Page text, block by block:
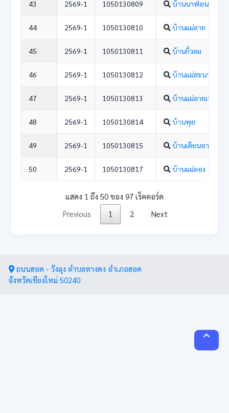
43 2569-1 1050130809 บ้านนาฟ่อน
44 2569-1 1050130810 บ้านแม่ลาย
45 2569-1 1050130811 บ้านกิ่วลม
46 2569-1 1050130812 บ้านแม่สะนาม
47 2569-1 1050130813 บ้านแม่ลายเหนือ
48 2569-1 1050130814 บ้านพุย
49 2569-1 1050130815 บ้านเตียนอาง
50 2569-1 1050130817 บ้านแม่ลอง
แสดง 1 ถึง 50 ของ 97 เร็คคอร์ด
Previous
1 2 Next
ถนนฮอด - วังลุง ตำบลหางดง อำเภอฮอด
จังหวัดเชียงใหม่ 50240